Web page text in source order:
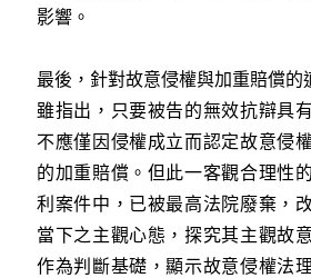
影響。
最後，針對故意侵權與加重賠償的
雖指出，只要被告的無效抗辯具
不應僅因侵權成立而認定故意侵
的加重賠償。但此一客觀合理性
利案件中，已被最高法院廢棄，
當下之主觀心態，探究其主觀故
作為判斷基礎，顯示故意侵權法